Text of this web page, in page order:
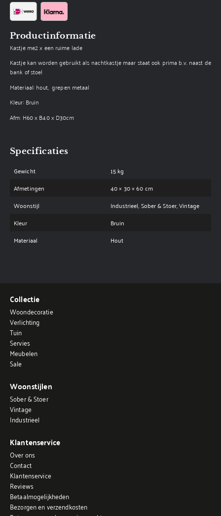
Productinformatie
Kastje me2 x een ruime lade
Kastje kan worden gebruikt als nachtkastje maar staat ook prima b.v. naast de
bank of stoel
Materiaal: hout, grepen metaal
Kleur: Bruin
Afm: H60 x B40 x D30cm
Specificaties
Gewicht
15 kg
Afmetingen
40 × 30 × 60 cm
Woonstijl
Industrieel, Sober & Stoer, Vintage
Kleur
Bruin
Materiaal
Hout
Collectie
Woondecoratie
Verlichting
Tuin
Servies
Meubelen
Sale
Woonstijlen
Sober & Stoer
Vintage
Industrieel
Klantenservice
Over ons
Contact
Klantenservice
Reviews
Betaalmogelijkheden
Bezorgen en verzendkosten